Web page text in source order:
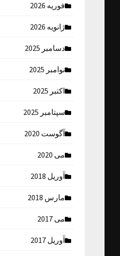
فوریه 2026
ژانویه 2026
دسامبر 2025
نوامبر 2025
اکتبر 2025
سپتامبر 2025
آگوست 2020
می 2020
آوریل 2018
مارس 2018
می 2017
آوریل 2017